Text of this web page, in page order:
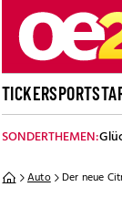
TICKERSPORT
SONDERTHEMEN:
Auto Der neue